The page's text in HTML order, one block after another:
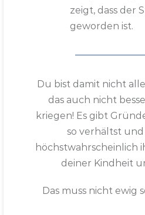
zeigt, dass der
geworden ist.
Du bist damit nicht
das auch nicht
kriegen! Es gibt
so verhältst
höchstwahrscheinlich
deiner Kindheit
Das muss nicht ewig